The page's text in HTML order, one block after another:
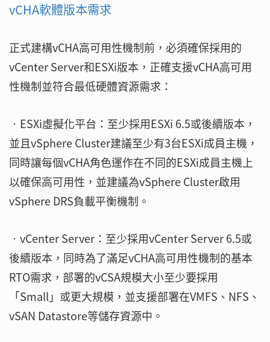
vCHA軟體版本需求
正式建構vCHA高可用性機制前，必須確保採用的
vCenter Server和ESXi版本，正確支援vCHA高可用
性機制並符合最低硬體資源需求：
‧ESXi虛擬化平台：至少採用ESXi 6.5或後續版本，
並且vSphere Cluster建議至少有3台ESXi成員主機，
同時讓每個vCHA角色運作在不同的ESXi成員主機上
以確保高可用性，並建議為vSphere Cluster啟用
vSphere DRS負載平衡機制。
‧vCenter Server：至少採用vCenter Server 6.5或
後續版本，同時為了滿足vCHA高可用性機制的基本
RTO需求，部署的vCSA規模大小至少要採用
「Small」或更大規模，並支援部署在VMFS、NFS、
vSAN Datastore等儲存資源中。